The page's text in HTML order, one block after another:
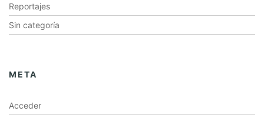
Reportajes
Sin categoría
META
Acceder